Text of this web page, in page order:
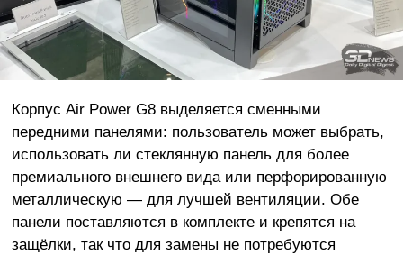
Корпус Air Power G8 выделяется сменными
передними панелями: пользователь может выбрать,
использовать ли стеклянную панель для более
премиального внешнего вида или перфорированную
металлическую — для лучшей вентиляции. Обе
панели поставляются в комплекте и крепятся на
защёлки, так что для замены не потребуются